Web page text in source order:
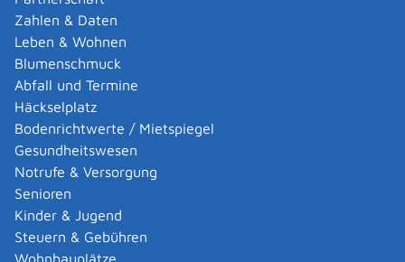
Zahlen & Daten
Leben & Wohnen
Blumenschmuck
Abfall und Termine
Häckselplatz
Bodenrichtwerte / Mietspiegel
Gesundheitswesen
Notrufe & Versorgung
Senioren
Kinder & Jugend
Steuern & Gebühren
Wohnbauplätze
von Amts wegen
Adoption eines erwachsenen Menschen beantragen
Adoptionspflege eines minderjährigen Kindes
aufnehmen
Adressänderung auf der eID-Karte beantragen
Adressbuch - Eintrag sperren lassen
Akademische Gesundheitsberufe - Anerkennung der
Weiterbildung beantragen
Akademische Grade, Titel und Bezeichnungen bei
anerkannten Spätaussiedlern - Gradumwandlungen
beantragen
Akademische Grade, Titel und Bezeichnungen von